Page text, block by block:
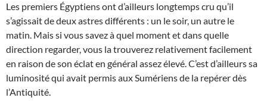
Les premiers Égyptiens ont d’ailleurs longtemps cru qu’il
s’agissait de deux astres différents : un le soir, un autre le
matin. Mais si vous savez à quel moment et dans quelle
direction regarder, vous la trouverez relativement facilement
en raison de son éclat en général assez élevé. C’est d’ailleurs sa
luminosité qui avait permis aux Sumériens de la repérer dès
l’Antiquité.